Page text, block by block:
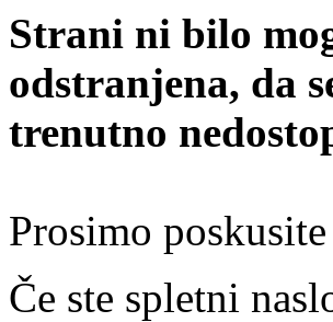
Strani ni bilo
odstranjena, da
trenutno
Prosimo
Če ste spletni